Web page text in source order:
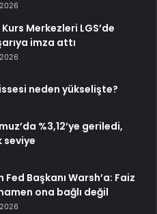
Merkezleri LGS’de
imza attı
neden yükselişte?
%3,12’ye geriledi,
seviye
Fed Başkanı Warsh’a: Faiz
ona bağlı değil